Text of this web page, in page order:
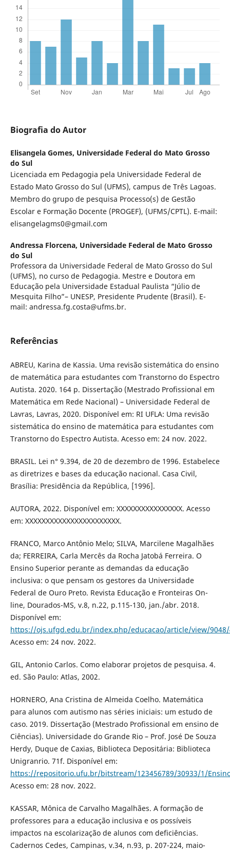
Biografia do Autor
Elisangela Gomes, Universidade Federal do Mato Grosso
do Sul
Licenciada em Pedagogia pela Universidade Federal de
Estado Mato Grosso do Sul (UFMS), campus de Três Lagoas.
Membro do grupo de pesquisa Processo(s) de Gestão
Escolar e Formação Docente (PROGEF), (UFMS/CPTL). E-mail:
elisangelagms0@gmail.com
Andressa Florcena, Universidade Federal de Mato Grosso
do Sul
Professora da Universidade Federal de Mato Grosso do Sul
(UFMS), no curso de Pedagogia. Mestre e Doutora em
Educação pela Universidade Estadual Paulista “Júlio de
Mesquita Filho”– UNESP, Presidente Prudente (Brasil). E-
mail: andressa.fg.costa@ufms.br.
Referências
ABREU, Karina de Kassia. Uma revisão sistemática do ensino
de matemática para estudantes com Transtorno do Espectro
Autista. 2020. 164 p. Dissertação (Mestrado Profissional em
Matemática em Rede Nacional) – Universidade Federal de
Lavras, Lavras, 2020. Disponível em: RI UFLA: Uma revisão
sistemática do ensino de matemática para estudantes com
Transtorno do Espectro Autista. Acesso em: 24 nov. 2022.
BRASIL. Lei n° 9.394, de 20 de dezembro de 1996. Estabelece
as diretrizes e bases da educação nacional. Casa Civil,
Brasília: Presidência da República, [1996].
AUTORA, 2022. Disponível em: XXXXXXXXXXXXXXXX. Acesso
em: XXXXXXXXXXXXXXXXXXXXXXX.
FRANCO, Marco Antônio Melo; SILVA, Marcilene Magalhães
da; FERREIRA, Carla Mercês da Rocha Jatobá Ferreira. O
Ensino Superior perante as demandas da educação
inclusiva: o que pensam os gestores da Universidade
Federal de Ouro Preto. Revista Educação e Fronteiras On-
line, Dourados-MS, v.8, n.22, p.115-130, jan./abr. 2018.
Disponível em:
https://ojs.ufgd.edu.br/index.php/educacao/article/view/9048/
Acesso em: 24 nov. 2022.
GIL, Antonio Carlos. Como elaborar projetos de pesquisa. 4.
ed. São Paulo: Atlas, 2002.
HORNERO, Ana Cristina de Almeida Coelho. Matemática
para alunos com autismo nas séries iniciais: um estudo de
caso. 2019. Dissertação (Mestrado Profissional em ensino de
Ciências). Universidade do Grande Rio – Prof. José De Souza
Herdy, Duque de Caxias, Biblioteca Depositária: Biblioteca
Unigranrio. 71f. Disponível em:
https://repositorio.ufu.br/bitstream/123456789/30933/1/
Acesso em: 28 nov. 2022.
KASSAR, Mônica de Carvalho Magalhães. A formação de
professores para a educação inclusiva e os possíveis
impactos na escolarização de alunos com deficiências.
Cadernos Cedes, Campinas, v.34, n.93, p. 207-224, maio-